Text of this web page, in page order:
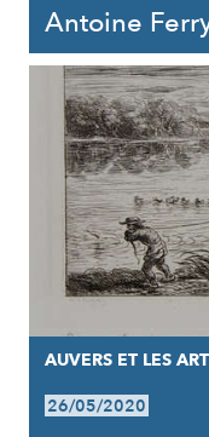
Antoine
AUVERS ET LES
26/05/2020